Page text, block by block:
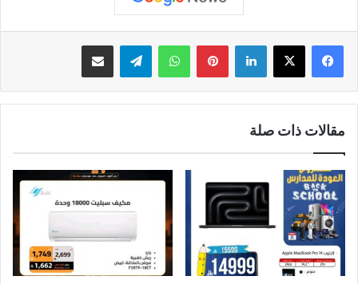
لينكدإن بينتيريستواتساب تيلقرام مشاركة عبر البريد
مقالات ذات صلة